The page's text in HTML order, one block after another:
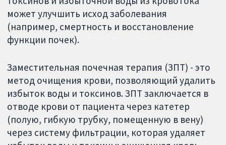
может улучшить исход заболевания
(например, смертность и восстановление
функции почек).
Заместительная почечная терапия (ЗПТ) - это
метод очищения крови, позволяющий удалить
избыток воды и токсинов. ЗПТ заключается в
отводе крови от пациента через катетер
(полую, гибкую трубку, помещенную в вену)
через систему фильтрации, которая удаляет